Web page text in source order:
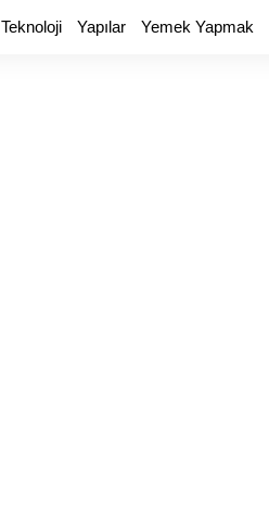
Teknoloji Yapılar Yemek Yapmak